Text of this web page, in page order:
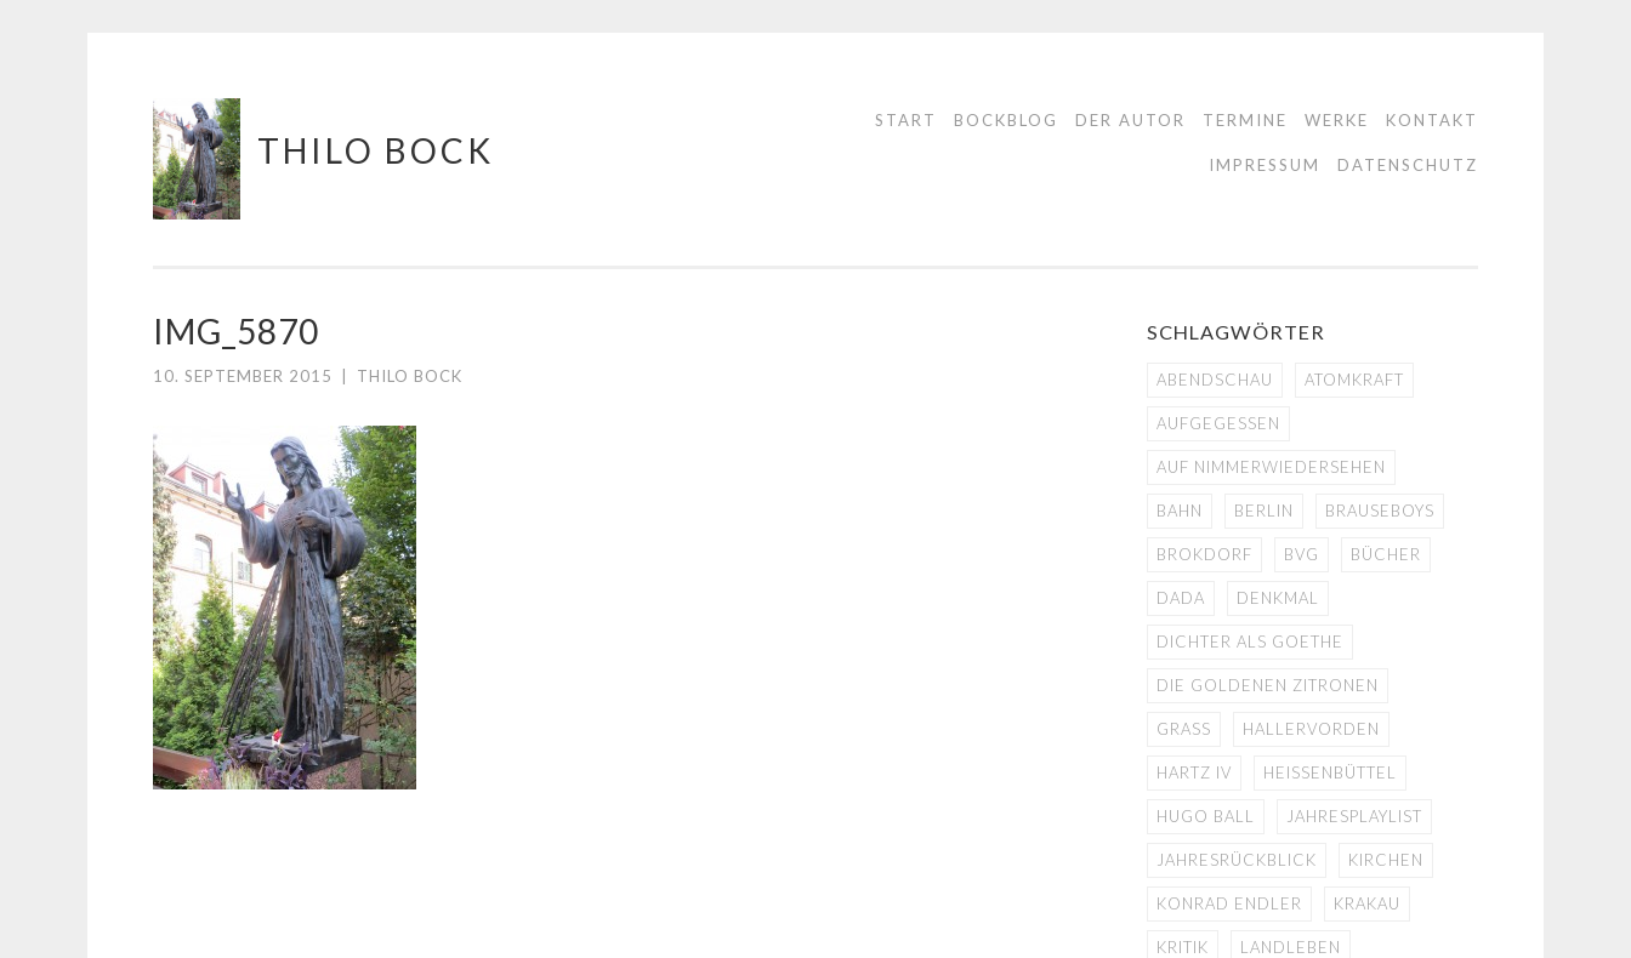
Springe
zum
Inhalt
THILO BOCK
START BOCKBLOG DER AUTOR TERMINE WERKE KONTAKT
IMPRESSUM DATENSCHUTZ
IMG_5870
10. SEPTEMBER 2015 THILO BOCK
SCHLAGWÖRTER
ABENDSCHAU ATOMKRAFT
AUFGEGESSEN
AUF NIMMERWIEDERSEHEN
BAHN BERLIN BRAUSEBOYS
BROKDORF BVG BÜCHER
DADA DENKMAL
DICHTER ALS GOETHE
DIE GOLDENEN ZITRONEN
GRASS HALLERVORDEN
HARTZ IV HEISSENBÜTTEL
HUGO BALL JAHRESPLAYLIST
JAHRESRÜCKBLICK KIRCHEN
KONRAD ENDLER KRAKAU
KRITIK LANDLEBEN